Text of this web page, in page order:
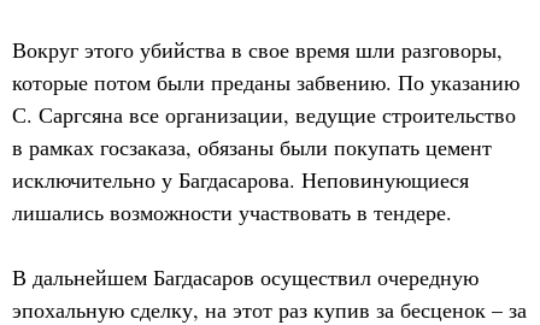
Вокруг этого убийства в свое время шли разговоры,
которые потом были преданы забвению. По указанию
С. Саргсяна все организации, ведущие строительство
в рамках госзаказа, обязаны были покупать цемент
исключительно у Багдасарова. Неповинующиеся
лишались возможности участвовать в тендере.
В дальнейшем Багдасаров осуществил очередную
эпохальную сделку, на этот раз купив за бесценок – за